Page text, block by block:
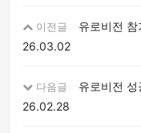
이전글
유로비전
26.03.02
다음글
유로비전
26.02.28